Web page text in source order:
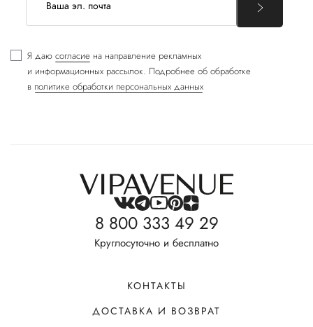
Я даю согласие на направление рекламных
и информационных рассылок. Подробнее об обработке
в политике обработки персональных данных
8 800 333 49 29
Круглосуточно и бесплатно
КОНТАКТЫ
ДОСТАВКА И ВОЗВРАТ